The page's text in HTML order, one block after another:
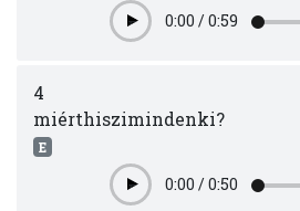
Play0:00 /0:59
4
miérthiszimindenki?
E
Play0:00 /0:50